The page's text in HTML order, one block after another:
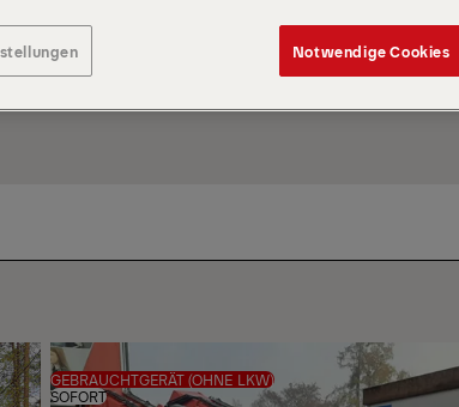
GEBRAUCHTGERÄT (OHNE LKW)
SOFORT
Notwendige Cookies